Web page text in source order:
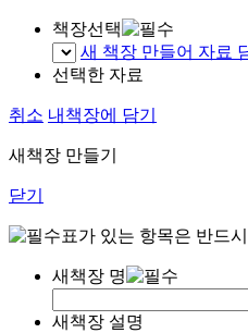
책장선택
새 책장 만들어 자료
선택한 자료
취소 내책장에 담기
새책장 만들기
닫기
표가 있는 항목은 반드
새책장 명
새책장 설명